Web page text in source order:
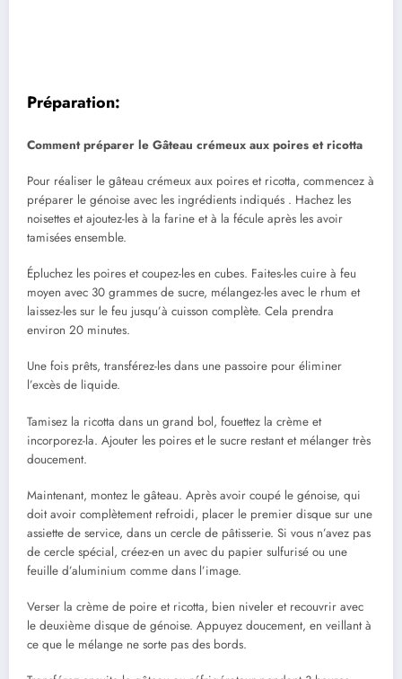
Préparation:
Comment préparer le Gâteau crémeux aux poires et ricotta
Pour réaliser le gâteau crémeux aux poires et ricotta, commencez à
préparer le génoise avec les ingrédients indiqués . Hachez les
noisettes et ajoutez-les à la farine et à la fécule après les avoir
tamisées ensemble.
Épluchez les poires et coupez-les en cubes. Faites-les cuire à feu
moyen avec 30 grammes de sucre, mélangez-les avec le rhum et
laissez-les sur le feu jusqu’à cuisson complète. Cela prendra
environ 20 minutes.
Une fois prêts, transférez-les dans une passoire pour éliminer
l’excès de liquide.
Tamisez la ricotta dans un grand bol, fouettez la crème et
incorporez-la. Ajouter les poires et le sucre restant et mélanger très
doucement.
Maintenant, montez le gâteau. Après avoir coupé le génoise, qui
doit avoir complètement refroidi, placer le premier disque sur une
assiette de service, dans un cercle de pâtisserie. Si vous n’avez pas
de cercle spécial, créez-en un avec du papier sulfurisé ou une
feuille d’aluminium comme dans l’image.
Verser la crème de poire et ricotta, bien niveler et recouvrir avec
le deuxième disque de génoise. Appuyez doucement, en veillant à
ce que le mélange ne sorte pas des bords.